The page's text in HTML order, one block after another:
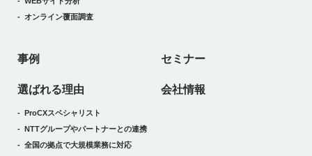
オンライン覆面調査
事例 セミナー
選ばれる理由
ProCXスペシャリスト
NTTグループやパートナーとの連携
全国の拠点で大規模業務に対応
会社情報